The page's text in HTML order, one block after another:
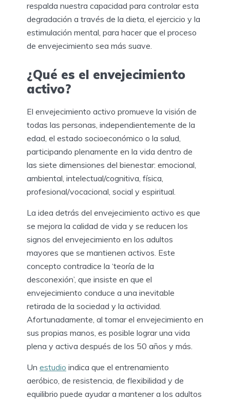
respalda nuestra capacidad para controlar esta
degradación a través de la dieta, el ejercicio y la
estimulación mental, para hacer que el proceso
de envejecimiento sea más suave.
¿Qué es el envejecimiento
activo?
El envejecimiento activo promueve la visión de
todas las personas, independientemente de la
edad, el estado socioeconómico o la salud,
participando plenamente en la vida dentro de
las siete dimensiones del bienestar: emocional,
ambiental, intelectual/cognitiva, física,
profesional/vocacional, social y espiritual.
La idea detrás del envejecimiento activo es que
se mejora la calidad de vida y se reducen los
signos del envejecimiento en los adultos
mayores que se mantienen activos. Este
concepto contradice la ‘teoría de la
desconexión’, que insiste en que el
envejecimiento conduce a una inevitable
retirada de la sociedad y la actividad.
Afortunadamente, al tomar el envejecimiento en
sus propias manos, es posible lograr una vida
plena y activa después de los 50 años y más.
Un estudio indica que el entrenamiento
aeróbico, de resistencia, de flexibilidad y de
equilibrio puede ayudar a mantener a los adultos